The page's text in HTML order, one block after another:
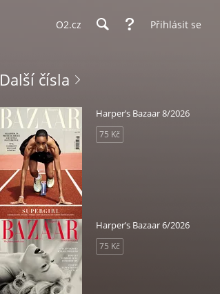
O2.cz Přihlásit se
Další čísla
Harper’s Bazaar 8/2026
75 Kč
Harper’s Bazaar 6/2026
75 Kč